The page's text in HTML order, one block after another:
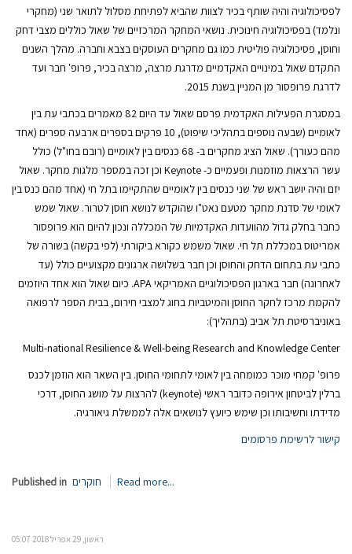
לפסיכולוגיה והיה שותף בכיר לצוות שהביא לפתיחת מסלול לתואר שני (מחקרי
ונלמד) בפסיכולוגיה חינוכית. נושאי המחקר המרכזיים של שאול כוללים מצבי דחק
וחוסן, פסיכולוגיה פוליטית כמו גם מחקרים העוסקים בצבא וחברה. מהלך השנים
התקדם שאול במינויים האקדמיים מדרגת מרצה, מרצה בכיר, פרופ' חבר ועד
לדרגת פרופסור מן המניין בשנת 2015.
במסגרת הפעילות האקדמית פרסם שאול עד היום 82 מאמרים בכתבי עת בין
לאומיים (שבעה נוספים בתהליכי שיפוט), 10 פרקים בספרים ארבעה ספרים (אחד
מהם כעורך). שאול הציג מחקרים ב- 68 כנסים בין לאומיים (רובם בחו"ל) כולל
עשר הרצאות מוזמנות ופעמיים כ- Keynote וכן זכה במספר מלגות מחקר. שאול
יזם והיה יושב ראש של שני כנסים בין לאומיים שהתקיימו בתל חי (אחד מהם כנס בין
לאומי של סדנת מחקר מטעם נאט"ו שהוקדש לנושא חוסן לטרור. שאול שמש
כחבר בחלק גדול מהוועדות האקדמיות של המכללה ונכון להיום הוא פרופסור
אמריטוס במכללת תל חי. שאול משמש כקורא ביקורתי (לפי בקשה) בשורה של
כתבי עת בתחום הדחק והחוסן וכן חבר בשלושה ארגונים מקצועיים כולל (עד
לאחרונה) חבר בארגון הפסיכולוגיים האמריקאי APA. כיום שאול הוא אחד היוזמים
להקמת מרכז לחקר החוסן והמיטביות בחוג למצבי חירום, בבית הספר לרפואה
באוניברסיטת תל אביב (בתהליך):
Multi-national Resilience & Well-being Research and Knowledge Center
פרופ' קמחי מוכר כמומחה בין לאומי לתחומי החוסן. בין השאר הוא הוזמן לכנס
ברלין לביטחון אירופה כדובר ראשי (keynote) להרצות על מושג החוסן, דרכי
מדידתו וחשיבותו וכן שימש כיועץ לנושאים אלה לממשלת גיאורגיה.
קישור לרשימת פרסומים
Published in חוקרים Read more...
ראשון, 29 אפריל 2018 05:07